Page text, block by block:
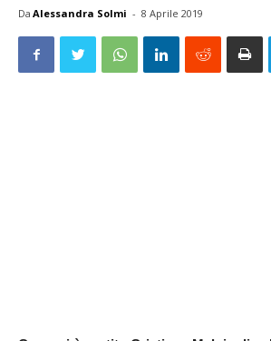
Da Alessandra Solmi - 8 Aprile 2019